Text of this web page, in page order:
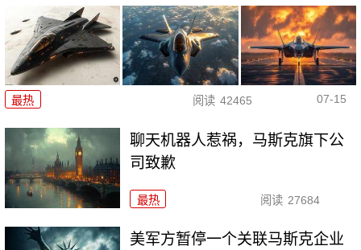
最热 阅读 42465 07-15
聊天机器人惹祸，马斯克旗下公
司致歉
最热 阅读 27684
美军方暂停一个关联马斯克企业